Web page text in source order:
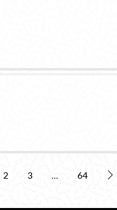
2 3 … 64